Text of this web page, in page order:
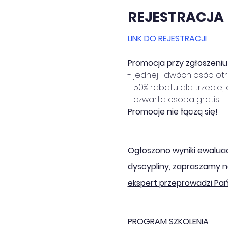
REJESTRACJA
LINK DO REJESTRACJI
Promocja przy
- jednej i dwóch osób
- 50% rabatu dla trzeciej
- czwarta osoba gratis.
Promocje nie łączą się!
Ogłoszono wyniki
dyscypliny, zapraszamy
ekspert przeprowadzi
PROGRAM SZKOLENIA